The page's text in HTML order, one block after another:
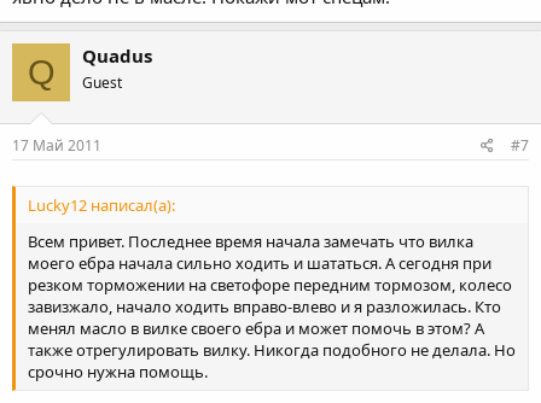
Q Quadus
Guest
17 Май 2011 #7
Lucky12 написал(а):
Всем привет. Последнее время начала замечать что вилка
моего ебра начала сильно ходить и шататься. А сегодня при
резком торможении на светофоре передним тормозом, колесо
завизжало, начало ходить вправо-влево и я разложилась. Кто
менял масло в вилке своего ебра и может помочь в этом? А
также отрегулировать вилку. Никогда подобного не делала. Но
срочно нужна помощь.